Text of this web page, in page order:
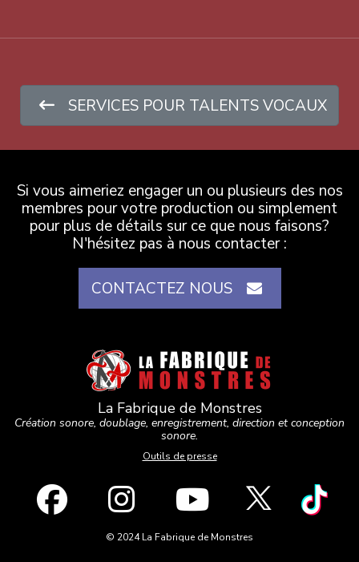
SERVICES POUR TALENTS VOCAUX
Si vous aimeriez engager un ou plusieurs des nos
membres pour votre production ou simplement
pour plus de détails sur ce que nous faisons?
N'hésitez pas à nous contacter :
CONTACTEZ NOUS
La Fabrique de Monstres
Création sonore, doublage, enregistrement, direction et conception
sonore.
Outils de presse
© 2024 La Fabrique de Monstres